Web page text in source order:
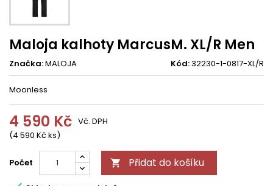
Maloja kalhoty MarcusM. XL/R Men
Značka:MALOJA Kód:32230-1-0817-XL/R
Moonless
4 590 Kč
(4 590 Kč ks)
Vč. DPH
Počet  Přidat do košíku